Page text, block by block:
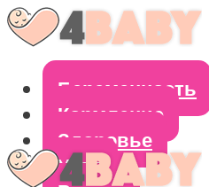
Беременность
Кормление
Здоровье
Уход